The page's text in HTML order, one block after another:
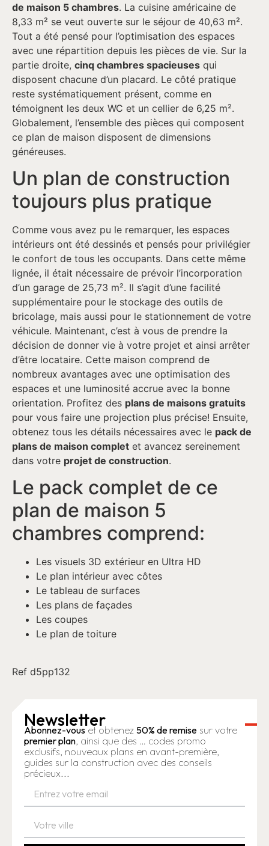
de maison 5 chambres. La cuisine américaine de
8,33 m² se veut ouverte sur le séjour de 40,63 m².
Tout a été pensé pour l’optimisation des espaces
avec une répartition depuis les pièces de vie. Sur la
partie droite, cinq chambres spacieuses qui
disposent chacune d’un placard. Le côté pratique
reste systématiquement présent, comme en
témoignent les deux WC et un cellier de 6,25 m².
Globalement, l’ensemble des pièces qui composent
ce plan de maison disposent de dimensions
généreuses.
Un plan de construction
toujours plus pratique
Comme vous avez pu le remarquer, les espaces
intérieurs ont été dessinés et pensés pour privilégier
le confort de tous les occupants. Dans cette même
lignée, il était nécessaire de prévoir l’incorporation
d’un garage de 25,73 m². Il s’agit d’une facilité
supplémentaire pour le stockage des outils de
bricolage, mais aussi pour le stationnement de votre
véhicule. Maintenant, c’est à vous de prendre la
décision de donner vie à votre projet et ainsi arrêter
d’être locataire. Cette maison comprend de
nombreux avantages avec une optimisation des
espaces et une luminosité accrue avec la bonne
orientation. Profitez des plans de maisons gratuits
pour vous faire une projection plus précise! Ensuite,
obtenez tous les détails nécessaires avec le pack de
plans de maison complet et avancez sereinement
dans votre projet de construction.
Le pack complet de ce
plan de maison 5
chambres comprend:
Les visuels 3D extérieur en Ultra HD
Le plan intérieur avec côtes
Le tableau de surfaces
Les plans de façades
Les coupes
Le plan de toiture
Ref d5pp132
Newsletter
Abonnez-vous et obtenez 50% de remise sur votre
premier plan, ainsi que des … codes promo
exclusifs, nouveaux plans en avant-première,
guides sur la construction avec des conseils
précieux...